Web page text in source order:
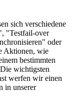
sich verschiedene
"Testfail-over
oder
Aktionen, wie
bestimmten
wichtigsten
werfen wir einen
in unserer